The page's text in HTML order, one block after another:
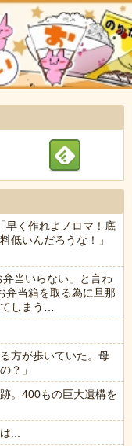
早く作れよノロマ！底
低いんだろうな！」
弁当いらない」と言わ
当箱を取る為に旦那
しまう…
方が歩いていた。母
？」
。400もの巨大遺構を
...